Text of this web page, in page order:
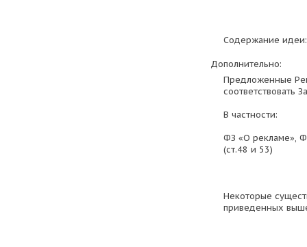
Содержание идеи:
Дополнительно:
Предложенные
соответствовать
В частности:
ФЗ «О рекламе»,
(ст.48 и 53)
Некоторые
приведенных